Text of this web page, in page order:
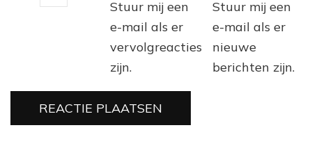
Stuur mij een
e-mail als er
vervolgreacties
zijn.
Stuur mij een
e-mail als er
nieuwe
berichten zijn.